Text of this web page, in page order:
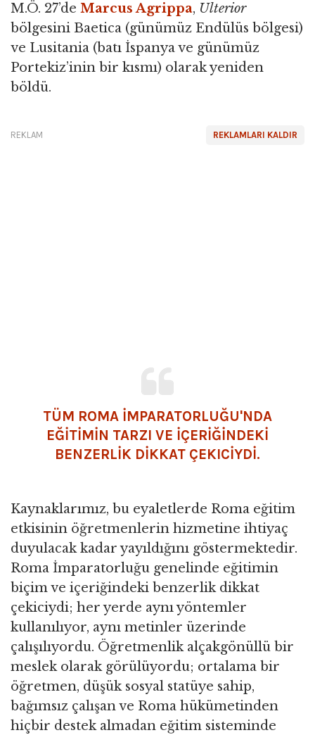
M.Ö. 27’de Marcus Agrippa, Ulterior
bölgesini Baetica (günümüz Endülüs bölgesi)
ve Lusitania (batı İspanya ve günümüz
Portekiz’inin bir kısmı) olarak yeniden
böldü.
REKLAMLARI KALDIR
REKLAM
TÜM ROMA İMPARATORLUĞU'NDA
EĞITIMIN TARZI VE IÇERIĞINDEKI
BENZERLIK DIKKAT ÇEKICIYDI.
Kaynaklarımız, bu eyaletlerde Roma eğitim
etkisinin öğretmenlerin hizmetine ihtiyaç
duyulacak kadar yayıldığını göstermektedir.
Roma İmparatorluğu genelinde eğitimin
biçim ve içeriğindeki benzerlik dikkat
çekiciydi; her yerde aynı yöntemler
kullanılıyor, aynı metinler üzerinde
çalışılıyordu. Öğretmenlik alçakgönüllü bir
meslek olarak görülüyordu; ortalama bir
öğretmen, düşük sosyal statüye sahip,
bağımsız çalışan ve Roma hükümetinden
hiçbir destek almadan eğitim sisteminde